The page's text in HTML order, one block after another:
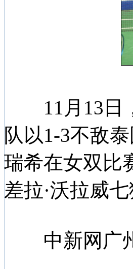
11月13日，
队以1-3不敌
瑞希在女双比
差拉·沃拉威
中新网广州